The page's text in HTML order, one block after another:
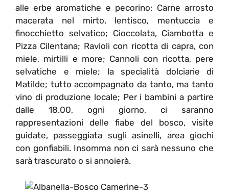
alle erbe aromatiche e pecorino; Carne arrosto
macerata nel mirto, lentisco, mentuccia e
finocchietto selvatico; Cioccolata, Ciambotta e
Pizza Cilentana; Ravioli con ricotta di capra, con
miele, mirtilli e more; Cannoli con ricotta, pere
selvatiche e miele; la specialità dolciarie di
Matilde; tutto accompagnato da tanto, ma tanto
vino di produzione locale; Per i bambini a partire
dalle 18.00, ogni giorno, ci saranno
rappresentazioni delle fiabe del bosco, visite
guidate, passeggiata sugli asinelli, area giochi
con gonfiabili. Insomma non ci sarà nessuno che
sarà trascurato o si annoierà.